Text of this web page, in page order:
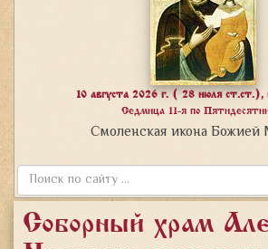
10 августа 2026 г. ( 28 июля ст.ст.),
Седмица 11-я по
Смоленская икона Божией
Соборный храм